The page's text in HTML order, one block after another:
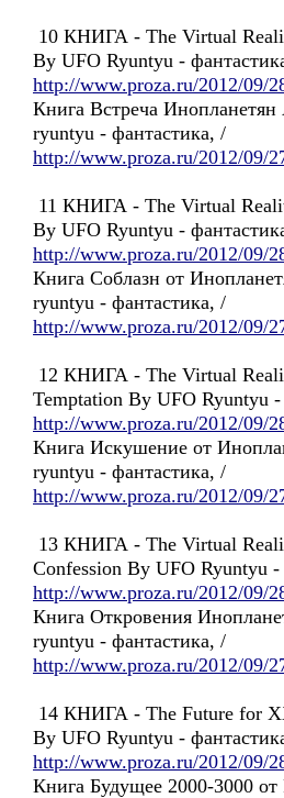
10 КНИГА - The Virtual
By UFO Ryuntyu -
http://www.proza.ru/2012/09/
Книга Встреча
ryuntyu - фантастика, /
http://www.proza.ru/2012/09/
11 КНИГА - The Virtual
By UFO Ryuntyu -
http://www.proza.ru/2012/09/
Книга Соблазн от
ryuntyu - фантастика, /
http://www.proza.ru/2012/09/
12 КНИГА - The Virtual
Temptation By UFO Ryuntyu
http://www.proza.ru/2012/09/
Книга Искушение от
ryuntyu - фантастика, /
http://www.proza.ru/2012/09/
13 КНИГА - The Virtual
Confession By UFO Ryuntyu -
http://www.proza.ru/2012/09/
Книга Откровения
ryuntyu - фантастика, /
http://www.proza.ru/2012/09/
14 КНИГА - The Future for
By UFO Ryuntyu -
http://www.proza.ru/2012/09/
Книга Будущее 2000-3000 от